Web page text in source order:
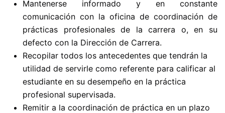
Mantenerse informado y en constante
comunicación con la oficina de coordinación de
prácticas profesionales de la carrera o, en su
defecto con la Dirección de Carrera.
Recopilar todos los antecedentes que tendrán la
utilidad de servirle como referente para calificar al
estudiante en su desempeño en la práctica
profesional supervisada.
Remitir a la coordinación de práctica en un plazo